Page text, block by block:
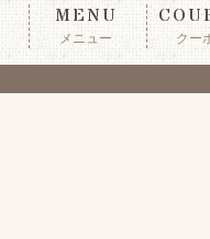
MENU
メニュー クー